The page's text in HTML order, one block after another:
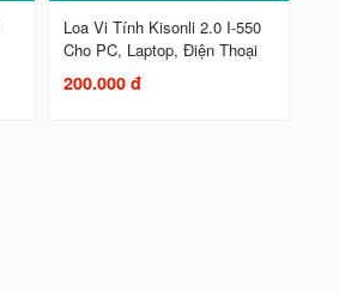
Loa Vi Tính Kisonli 2.0 I-550
Cho PC, Laptop, Điện Thoại
200.000 đ